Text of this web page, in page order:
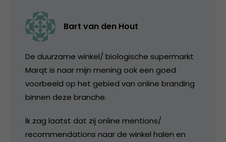
Bart van den Hout
De duurzame winkel/ biologische supermarkt
Marqt is naar mijn mening ook een goed
voorbeeld op het gebied van online branding
binnen deze branche.
Ik zag laatst dat zij online mentions/
recommendations naar de winkel halen en